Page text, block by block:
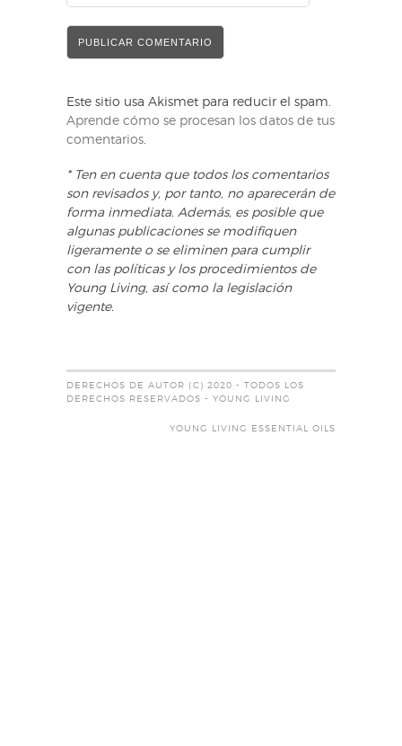
Este sitio usa Akismet para reducir el spam.
Aprende cómo se procesan los datos de tus
comentarios.
* Ten en cuenta que todos los comentarios
son revisados y, por tanto, no aparecerán de
forma inmediata. Además, es posible que
algunas publicaciones se modifiquen
ligeramente o se eliminen para cumplir
con las políticas y los procedimientos de
Young Living, así como la legislación
vigente.
DERECHOS DE AUTOR (C) 2020 - TODOS LOS
DERECHOS RESERVADOS - YOUNG LIVING
YOUNG LIVING ESSENTIAL OILS